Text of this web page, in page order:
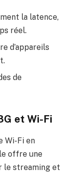
la latence,
réel.
d’appareils
de
et Wi-Fi
Wi-Fi en
offre une
le streaming et